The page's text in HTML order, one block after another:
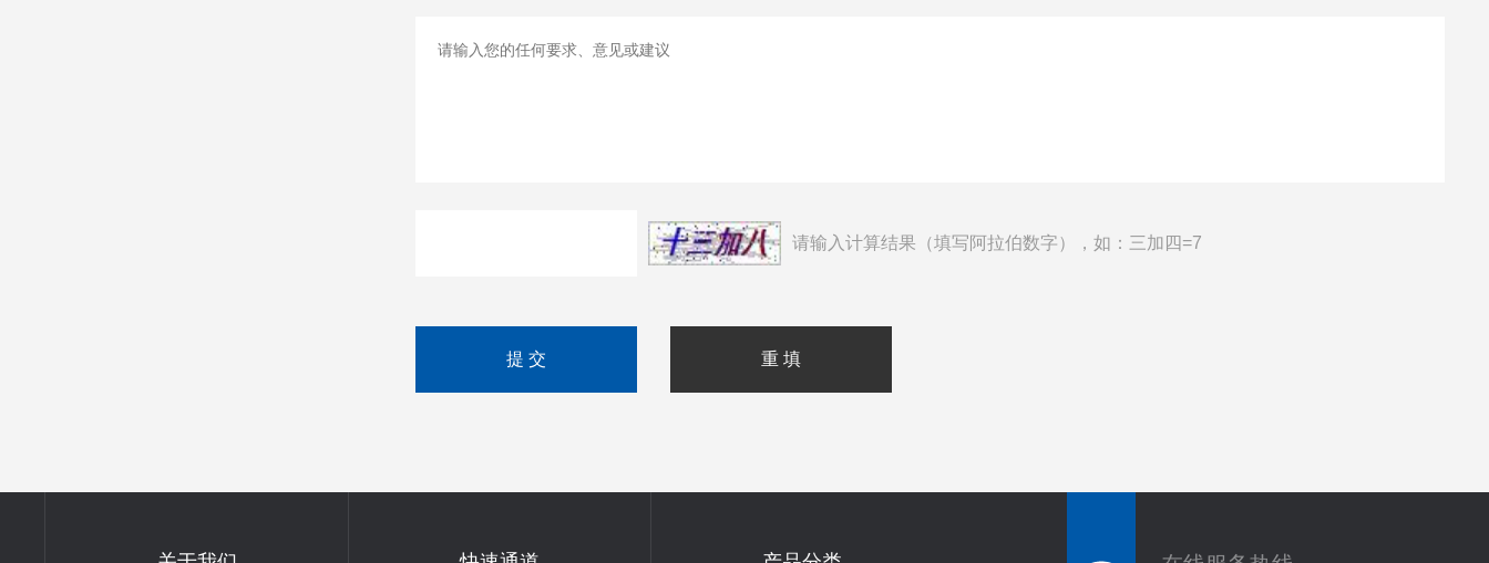
请输入计算结果（填写阿拉伯数字），如：三加四=7